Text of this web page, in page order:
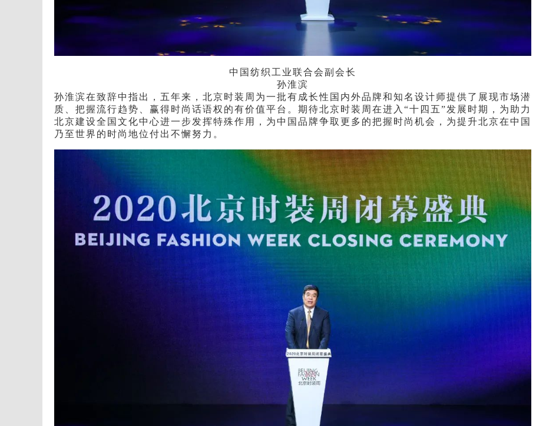
中国纺织工业联合会副会长
孙淮滨
孙淮滨在致辞中指出，五年来，北京时装周为一批有成长性国内外品牌和知名设计师提供了展现市场潜
质、把握流行趋势、赢得时尚话语权的有价值平台。期待北京时装周在进入“十四五”发展时期，为助力
北京建设全国文化中心进一步发挥特殊作用，为中国品牌争取更多的把握时尚机会，为提升北京在中国
乃至世界的时尚地位付出不懈努力。